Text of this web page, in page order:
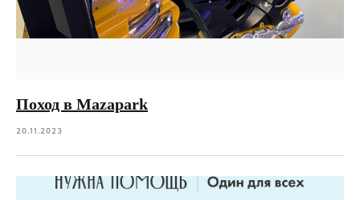
Поход в Mazapark
20.11.2023